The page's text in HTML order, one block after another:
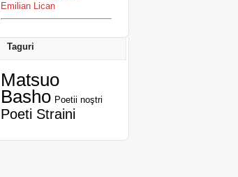
Emilian Lican
Taguri
Matsuo
Basho Poetii noştri
Poeti Straini